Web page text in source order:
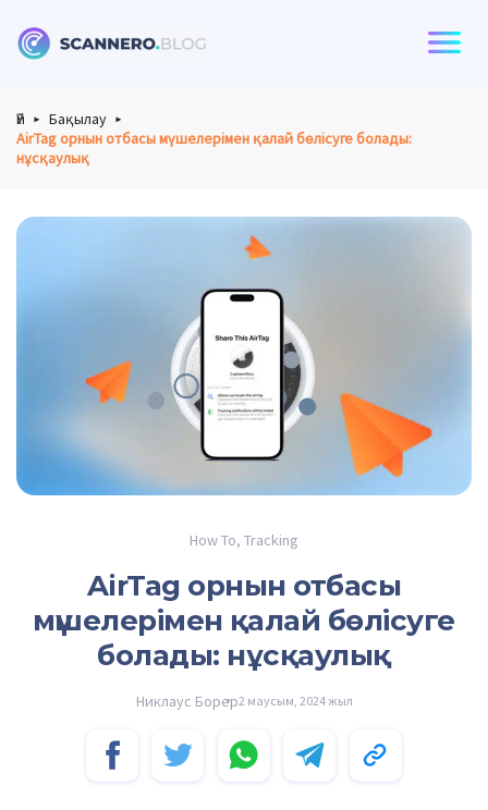
Үй
Бақылау
AirTag орнын отбасы мүшелерімен қалай бөлісуге болады:
нұсқаулық
How To, Tracking
AirTag орнын отбасы
мүшелерімен қалай бөлісуге
болады: нұсқаулық
Никлаус Борер2 маусым, 2024 жыл